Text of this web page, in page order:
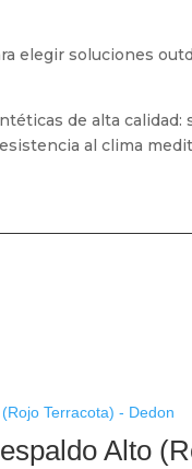
elegir soluciones
de alta calidad:
al clima
Alto